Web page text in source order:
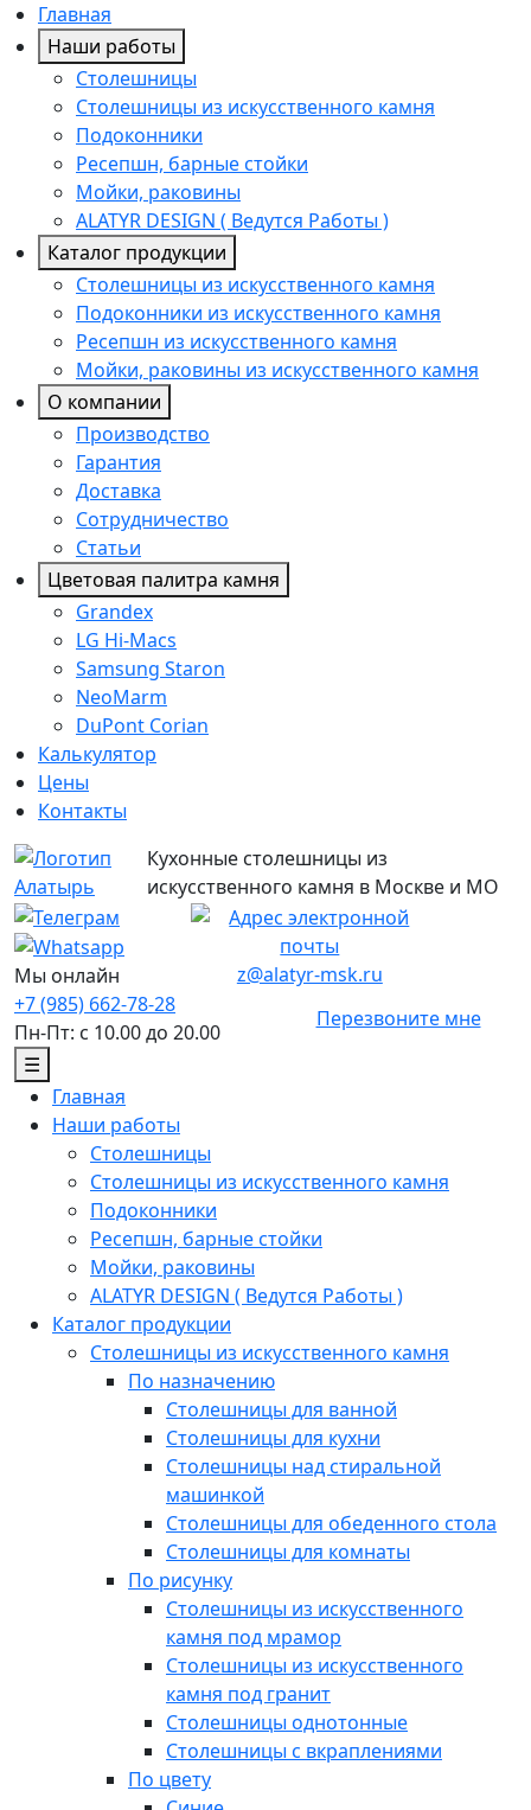
Главная
Наши работы
Столешницы
Столешницы из искусственного камня
Подоконники
Ресепшн, барные стойки
Мойки, раковины
ALATYR DESIGN ( Ведутся Работы )
Каталог продукции
Столешницы из искусственного камня
Подоконники из искусственного камня
Ресепшн из искусственного камня
Мойки, раковины из искусственного камня
О компании
Производство
Гарантия
Доставка
Сотрудничество
Статьи
Цветовая палитра камня
Grandex
LG Hi-Macs
Samsung Staron
NeoMarm
DuPont Corian
Калькулятор
Цены
Контакты
Кухонные столешницы из
искусственного камня в Москве и МО
Мы онлайн
z@alatyr-msk.ru
+7 (985) 662-78-28
Пн-Пт: с 10.00 до 20.00
Перезвоните мне
☰
Главная
Наши работы
Столешницы
Столешницы из искусственного камня
Подоконники
Ресепшн, барные стойки
Мойки, раковины
ALATYR DESIGN ( Ведутся Работы )
Каталог продукции
Столешницы из искусственного камня
По назначению
Столешницы для ванной
Столешницы для кухни
Столешницы над стиральной
машинкой
Столешницы для обеденного стола
Столешницы для комнаты
По рисунку
Столешницы из искусственного
камня под мрамор
Столешницы из искусственного
камня под гранит
Столешницы однотонные
Столешницы с вкраплениями
По цвету